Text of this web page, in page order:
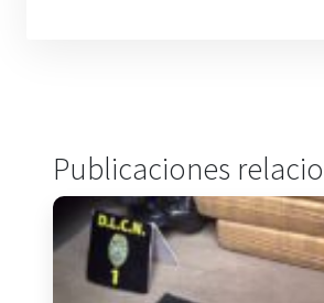
Publicaciones